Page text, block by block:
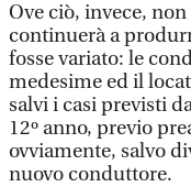
Ove ciò, invece,
continuerà a
fosse variato: le
medesime ed il
salvi i casi previsti
12º anno, previo
ovviamente, salvo
nuovo conduttore.